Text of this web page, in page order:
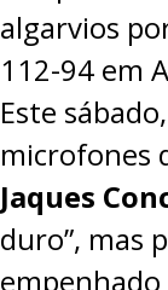
algarvios
112-94 em
Este
microfones
Jaques
duro”, mas